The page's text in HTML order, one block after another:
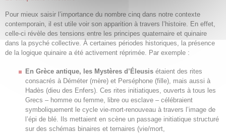
Pour mieux saisir l’importance du nombre cinq dans notre contexte
contemporain, il est utile voir son apparition à travers l’histoire. En effet,
celle-ci révèle des tensions entre les principes quaternaire et quinaire
dans la psyché collective. À certaines périodes historiques, la présence
de la logique quinaire a été activement réprimée. Par exemple :
En Grèce antique, les Mystères d’Éleusis étaient des rites
consacrés à Déméter (mère) et Perséphone (fille), mais aussi à
Hadès (dieu des Enfers). Ces rites initiatiques, ouverts à tous les
Grecs – homme ou femme, libre ou esclave – célébraient
symboliquement le cycle vie-mort-renouveau à travers l’image de
l’épi de blé. Ils mettaient en scène un passage initiatique structuré
sur des schémas binaires et ternaires (vie/mort,